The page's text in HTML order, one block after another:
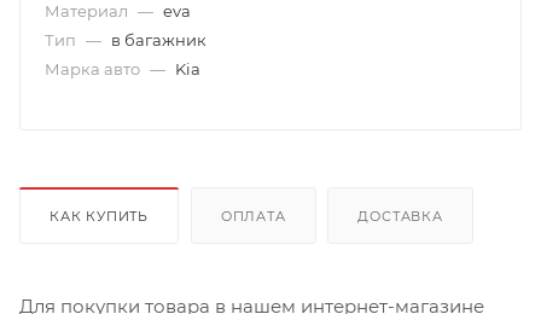
Материал — eva
Тип — в багажник
Марка авто — Kia
КАК КУПИТЬ ОПЛАТА ДОСТАВКА
Для покупки товара в нашем интернет-магазине